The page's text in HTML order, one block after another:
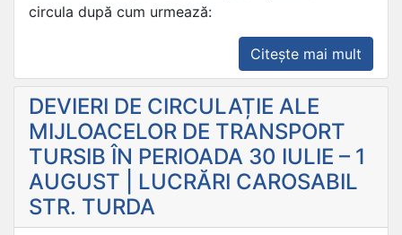
circula după cum urmează:
Citește mai mult
DE
DE
ÎN
DEVIERI DE CIRCULAȚIE ALE
MIJLOACELOR DE TRANSPORT
TURSIB ÎN PERIOADA 30 IULIE – 1
AUGUST | LUCRĂRI CAROSABIL
STR. TURDA